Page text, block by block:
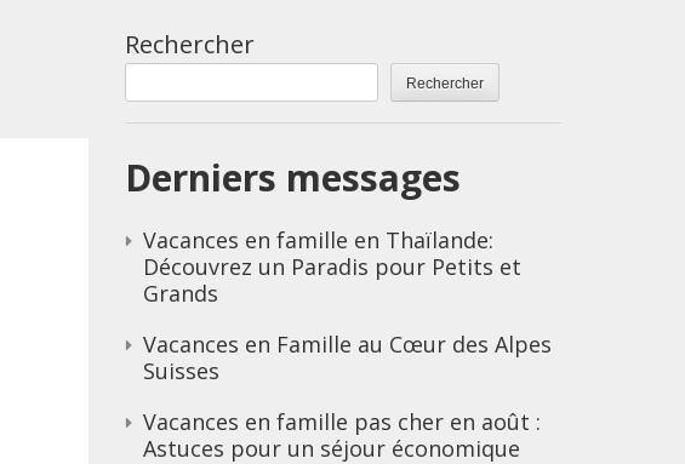
Rechercher
Rechercher
Derniers messages
Vacances en famille en Thaïlande:
Découvrez un Paradis pour Petits et
Grands
Vacances en Famille au Cœur des Alpes
Suisses
Vacances en famille pas cher en août :
Astuces pour un séjour économique